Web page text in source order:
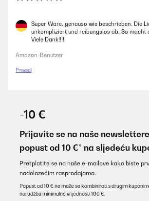
Super Ware, genauso wie beschrieben. Die
unkompliziert und reibungslos ab. So macht
Viele Dank!!!!
Amazon-Benutzer
Prevedi
-10 €
Prijavite se na naše
popust od 10 €* na sljedeću
Pretplatite se na naše e-mailove kako biste
nadolazećim rasprodajama.
Popust od 10 € ne može se kombinirati s drugim
narudžbu minimalne vrijednosti 100 €.